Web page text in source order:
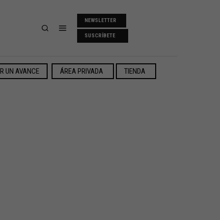
NEWSLETTER
SUSCRÍBETE
UN AVANCE ÁREA PRIVADA TIENDA